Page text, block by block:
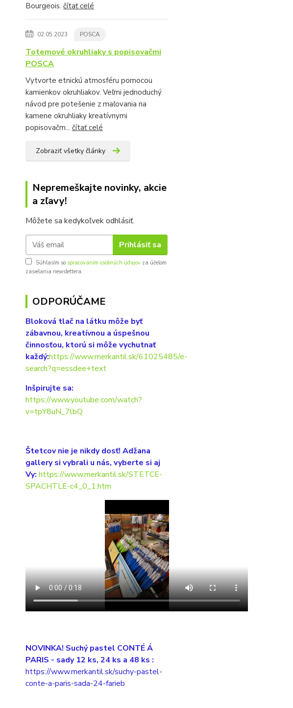
Bourgeois. čítať celé
02.05.2023 POSCA
Totemové okruhliaky s popisovačmi
POSCA
Vytvorte etnickú atmosféru pomocou
kamienkov okruhliakov. Veľmi jednoduchý
návod pre potešenie z maľovania na
kamene okruhliaky kreatívnymi
popisovačm... čítať celé
Zobraziť všetky články
Nepremeškajte novinky, akcie
a zľavy!
Môžete sa kedykoľvek odhlásiť.
Prihlásiť sa
Súhlasím so spracovaním osobných údajov za účelom
zasielania newslettera.
ODPORÚČAME
Bloková tlač na látku môže byť
zábavnou, kreatívnou a úspešnou
činnosťou, ktorú si môže vychutnať
každý:https://www.merkantil.sk/61025485/e-
search?q=essdee+text
Inšpirujte sa:
https://www.youtube.com/watch?
v=tpY8uN_7lbQ
Štetcov nie je nikdy dosť! Adžana
gallery si vybrali u nás, vyberte si aj
Vy: https://www.merkantil.sk/STETCE-
SPACHTLE-c4_0_1.htm
NOVINKA! Suchý pastel CONTÉ Á
PARIS - sady 12 ks, 24 ks a 48 ks :
https://www.merkantil.sk/suchy-pastel-
conte-a-paris-sada-24-farieb